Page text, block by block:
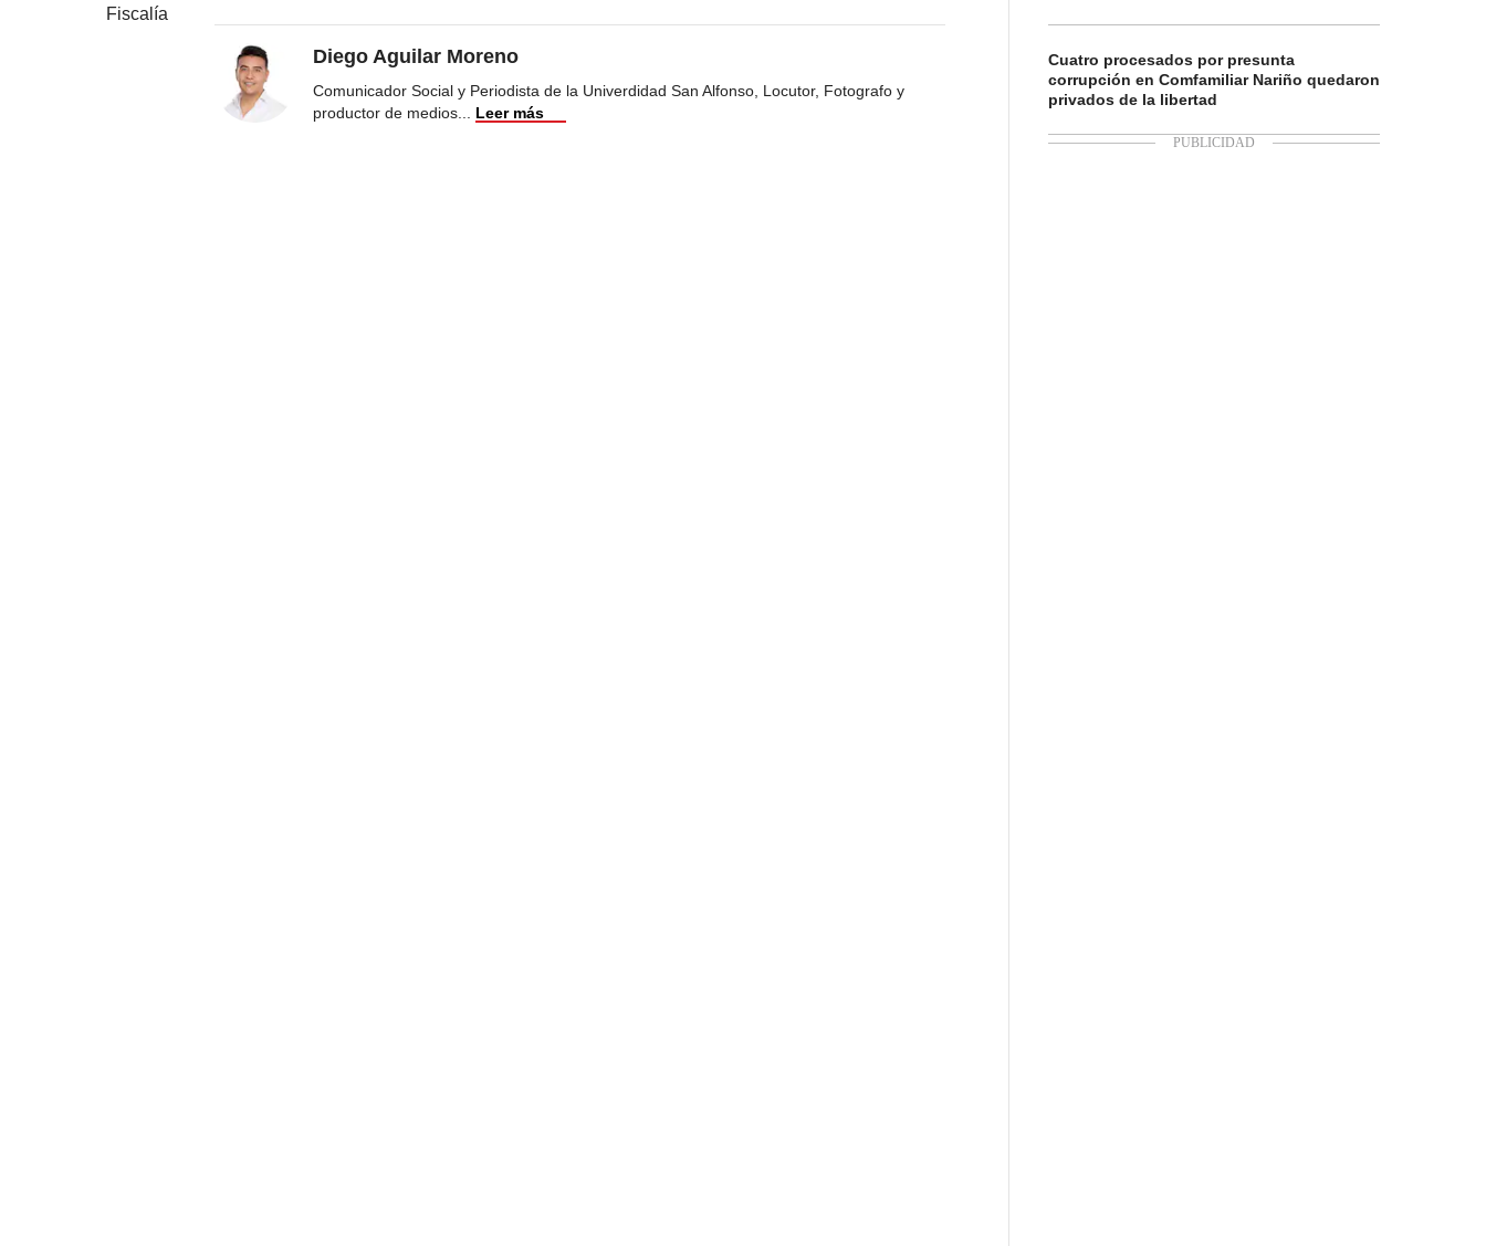
Fiscalía
Diego Aguilar Moreno
Comunicador Social y Periodista de la Univerdidad San Alfonso, Locutor, Fotografo y
productor de medios
Leer más
Cuatro procesados por presunta
corrupción en Comfamiliar Nariño quedaron
privados de la libertad